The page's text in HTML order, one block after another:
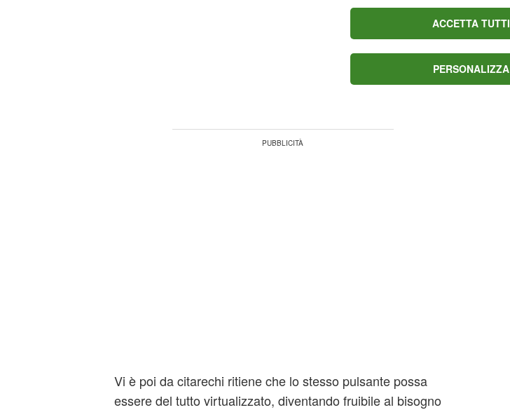
sembrano avere maggiore presa tra il pubblico. Il tasto
potrebbe diventare sensibile al tocco, garantendo nuove
interessanti funzionalità sia nell'utilizzo del sistema operativo
Vi è poi da citarechi ritiene che lo stesso pulsante possa
essere del tutto virtualizzato, diventando fruibile al bisogno
ACCETTA TUTTI
PERSONALIZZA